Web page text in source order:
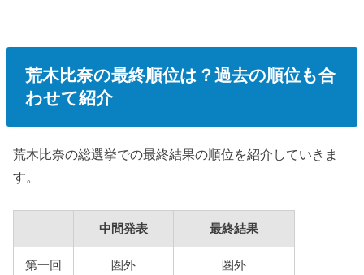
荒木比奈の最終順位は？過去の順位も合
わせて紹介
荒木比奈の総選挙での最終結果の順位を紹介していきま
す。
中間発表 最終結果
第一回 圏外 圏外